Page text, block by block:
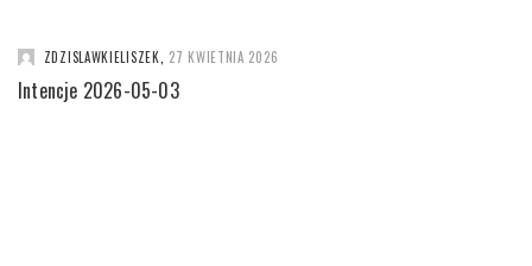
ZDZISLAWKIELISZEK 27 KWIETNIA 2026
Intencje 2026-05-03